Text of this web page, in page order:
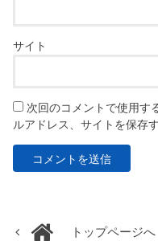
サイト
次回のコメントで使用す
ルアドレス、サイトを保存す
トップページへ